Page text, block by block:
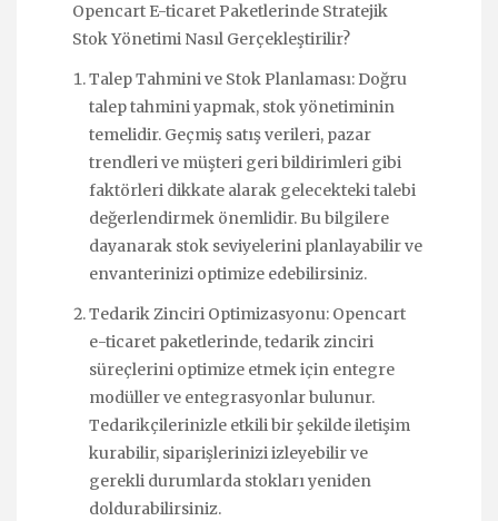
Opencart E-ticaret Paketlerinde Stratejik
Stok Yönetimi Nasıl Gerçekleştirilir?
Talep Tahmini ve Stok Planlaması: Doğru
talep tahmini yapmak, stok yönetiminin
temelidir. Geçmiş satış verileri, pazar
trendleri ve müşteri geri bildirimleri gibi
faktörleri dikkate alarak gelecekteki talebi
değerlendirmek önemlidir. Bu bilgilere
dayanarak stok seviyelerini planlayabilir ve
envanterinizi optimize edebilirsiniz.
Tedarik Zinciri Optimizasyonu: Opencart
e-ticaret paketlerinde, tedarik zinciri
süreçlerini optimize etmek için entegre
modüller ve entegrasyonlar bulunur.
Tedarikçilerinizle etkili bir şekilde iletişim
kurabilir, siparişlerinizi izleyebilir ve
gerekli durumlarda stokları yeniden
doldurabilirsiniz.